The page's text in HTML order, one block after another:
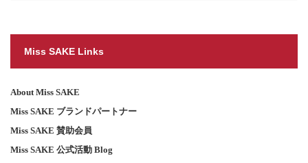
Miss SAKE Links
About Miss SAKE
Miss SAKE ブランドパートナー
Miss SAKE 賛助会員
Miss SAKE 公式活動 Blog